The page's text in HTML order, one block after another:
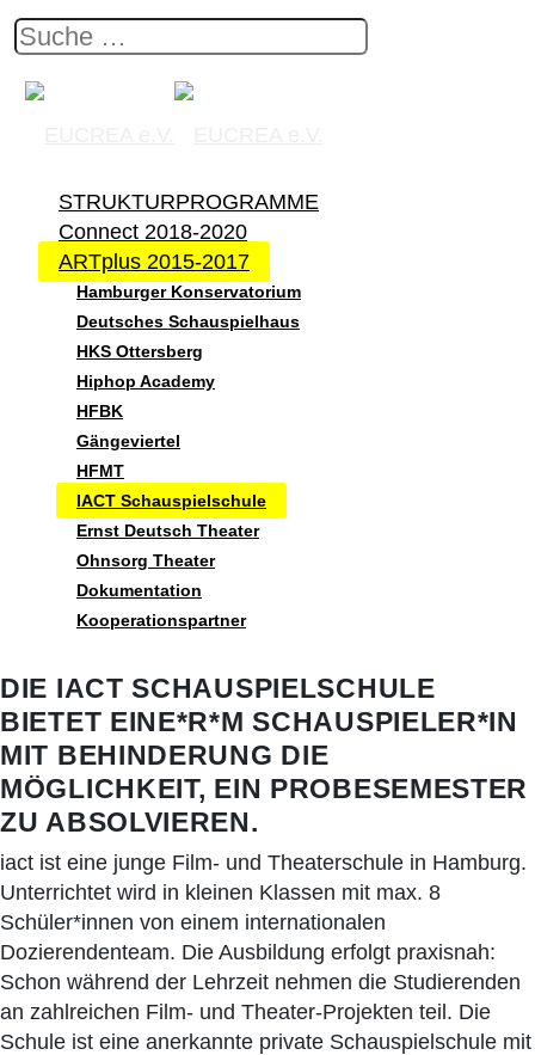
STRUKTURPROGRAMME
Connect 2018-2020
ARTplus 2015-2017
Hamburger Konservatorium
Deutsches Schauspielhaus
HKS Ottersberg
Hiphop Academy
HFBK
Gängeviertel
HFMT
IACT Schauspielschule
Ernst Deutsch Theater
Ohnsorg Theater
Dokumentation
Kooperationspartner
DIE IACT SCHAUSPIELSCHULE
BIETET EINE*R*M SCHAUSPIELER*IN
MIT BEHINDERUNG DIE
MÖGLICHKEIT, EIN PROBESEMESTER
ZU ABSOLVIEREN.
iact ist eine junge Film- und Theaterschule in Hamburg.
Unterrichtet wird in kleinen Klassen mit max. 8
Schüler*innen von einem internationalen
Dozierendenteam. Die Ausbildung erfolgt praxisnah:
Schon während der Lehrzeit nehmen die Studierenden
an zahlreichen Film- und Theater-Projekten teil. Die
Schule ist eine anerkannte private Schauspielschule mit